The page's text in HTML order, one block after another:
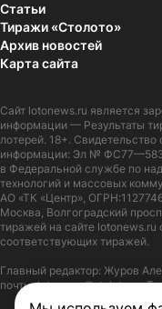
Статьи
Тиражи «Столото»
Архив новостей
Карта сайта
Сайт lotonews.ru является
информации — Результаты
лотерей. 18+.
информации: Эл №
в Федеральной службе по
технологий и массовых
АО «ТК «Центр»,
Москва, Волгоградский
тиражей на сайте
соответствующих тиражей.
Главный редактор: Журов
почты:lotonews@stoloto.ru.